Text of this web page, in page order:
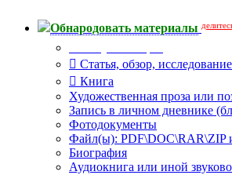
Обнародовать материалы
Статья, обзор, исследование
Книга
Художественная проза или
Запись в личном дневнике
Фотодокументы
Файл(ы): PDF\DOC\RAR\ZIP
Биография
Аудиокнига или иной